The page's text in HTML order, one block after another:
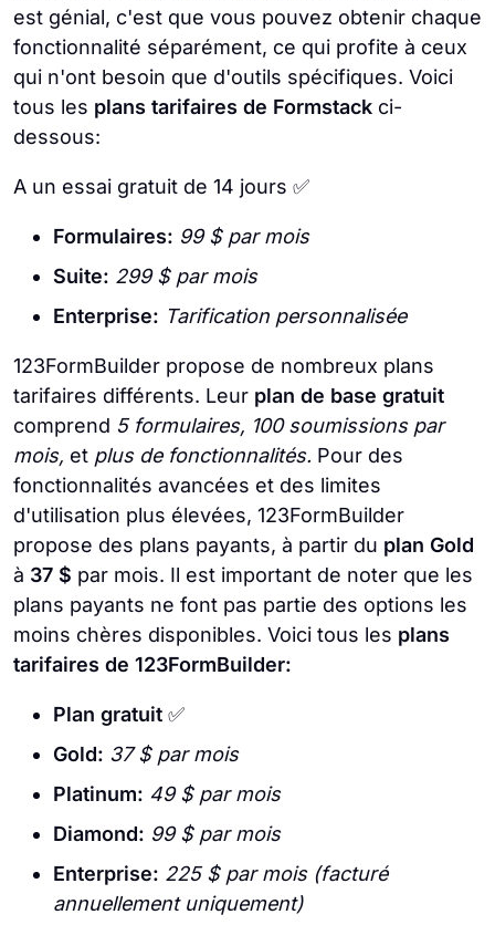
est génial, c'est que vous pouvez obtenir chaque
fonctionnalité séparément, ce qui profite à ceux
qui n'ont besoin que d'outils spécifiques. Voici
tous les plans tarifaires de Formstack ci-
dessous:
A un essai gratuit de 14 jours ✅
Formulaires: 99 $ par mois
Suite: 299 $ par mois
Enterprise: Tarification personnalisée
123FormBuilder propose de nombreux plans
tarifaires différents. Leur plan de base gratuit
comprend 5 formulaires, 100 soumissions par
mois, et plus de fonctionnalités. Pour des
fonctionnalités avancées et des limites
d'utilisation plus élevées, 123FormBuilder
propose des plans payants, à partir du plan Gold
à 37 $ par mois. Il est important de noter que les
plans payants ne font pas partie des options les
moins chères disponibles. Voici tous les plans
tarifaires de 123FormBuilder:
Plan gratuit ✅
Gold: 37 $ par mois
Platinum: 49 $ par mois
Diamond: 99 $ par mois
Enterprise: 225 $ par mois (facturé
annuellement uniquement)